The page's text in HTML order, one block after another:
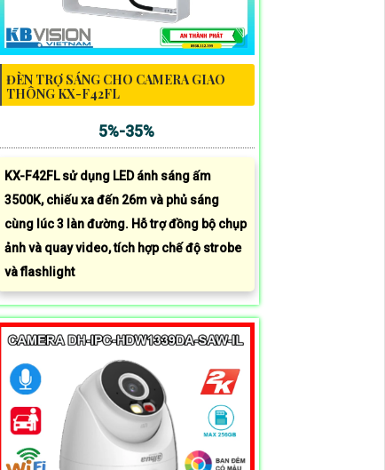
ĐÈN TRỢ SÁNG CHO CAMERA GIAO
THÔNG KX-F42FL
5%-35%
KX-F42FL sử dụng LED ánh sáng ấm
3500K, chiếu xa đến 26m và phủ sáng
cùng lúc 3 làn đường. Hỗ trợ đồng bộ chụp
ảnh và quay video, tích hợp chế độ strobe
và flashlight